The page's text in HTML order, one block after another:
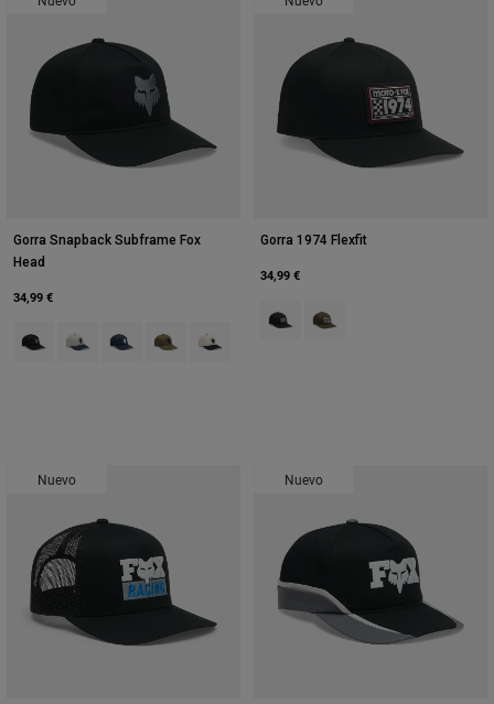
Gorra Snapback Subframe Fox
Head
34,99 €
Product swatch type of Negro.
Product swatch type of Blanco tiza.
Product swatch type of Azul medianoche.
Product swatch type of Verde Oliva.
Product swatch type of Pearl White.
Gorra 1974 Flexfit
34,99 €
Product swatch type of Negro.
Product swatch type of
Nuevo Nuevo